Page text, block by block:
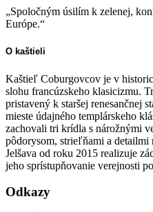
„Spoločným úsilím k zelenej,
Európe.“
O kaštieli
Kaštieľ Coburgovcov je v
slohu francúzskeho klasicizmu.
pristavený k staršej renesančnej
mieste údajného templárskeho
zachovali tri krídla s nárožnými
pôdorysom, strieľňami a detailmi
Jelšava od roku 2015 realizuje
jeho sprístupňovanie verejnosti
Odkazy